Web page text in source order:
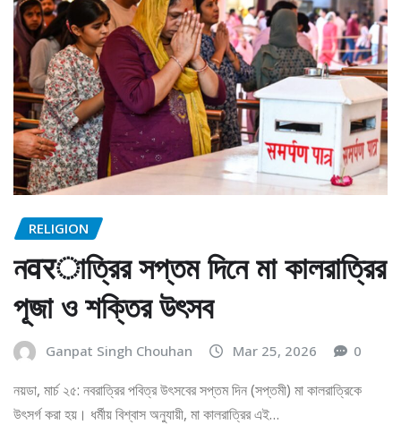
RELIGION
নवरাত্রির সপ্তম দিনে মা কালরাত্রির
পূজা ও শক্তির উৎসব
Ganpat Singh Chouhan Mar 25, 2026 0
নয়ডা, মার্চ ২৫: নবরাত্রির পবিত্র উৎসবের সপ্তম দিন (সপ্তমী) মা কালরাত্রিকে
উৎসর্গ করা হয়। ধর্মীয় বিশ্বাস অনুযায়ী, মা কালরাত্রির এই…